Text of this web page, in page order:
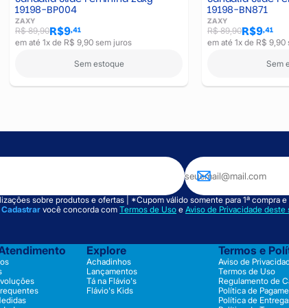
19198-BP004
ZAXY
R$ 89,90R$9,41
em até 1x de R$ 9,90 sem juros
Sem estoque
19198-BN871
ZAXY
R$ 89,90R$9,41
em até 1x de R$ 9,90
Sem
sobre produtos e ofertas | *Cupom válido somente para 1ª compra
Cadastrar você concorda com Termos de Uso e Aviso de Privacidade deste
Explore
Achadinhos
Lançamentos
Tá na Flávio's
Flávio's Kids
Termos e
Aviso de
Termos de Uso
Regulamento de
Política de
Política de